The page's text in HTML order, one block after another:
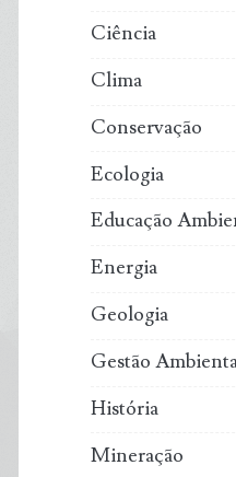
Ciência
Clima
Conservação
Ecologia
Educação
Energia
Geologia
Gestão
História
Mineração